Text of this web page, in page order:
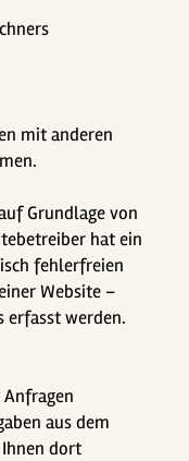
mit anderen
Grundlage von
hat ein
fehlerfreien
Website –
erfasst werden.
aus dem
dort